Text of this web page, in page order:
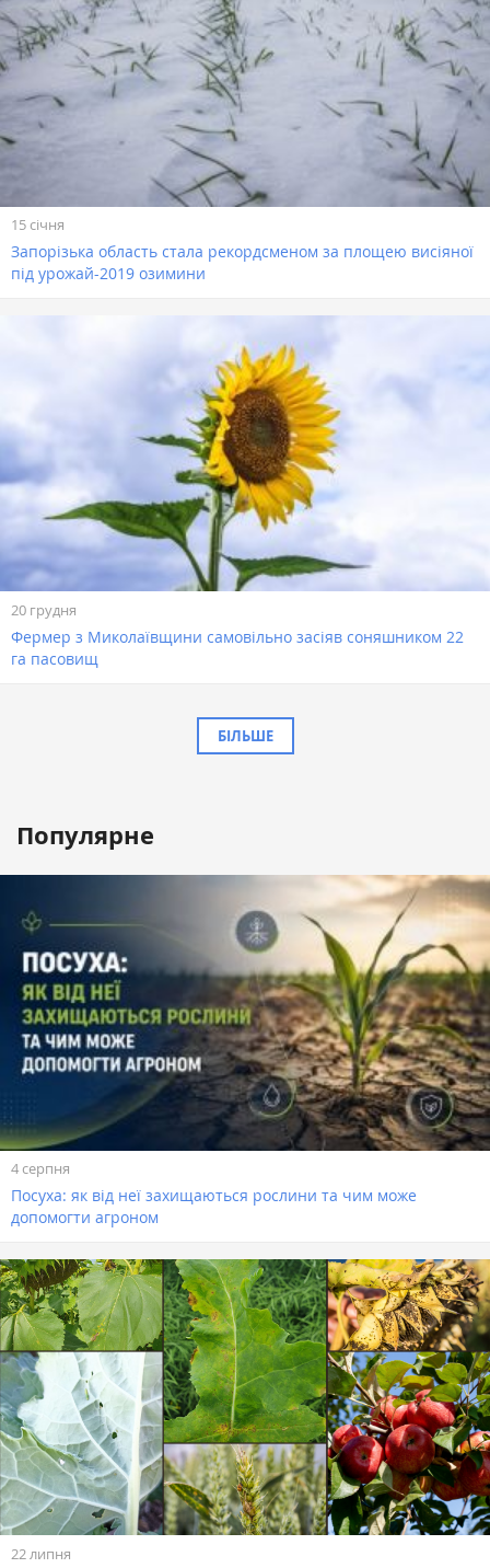
15 січня
Запорізька область стала рекордсменом за площею висіяної
під урожай-2019 озимини
20 грудня
Фермер з Миколаївщини самовільно засіяв соняшником 22
га пасовищ
БІЛЬШЕ
Популярне
4 серпня
Посуха: як від неї захищаються рослини та чим може
допомогти агроном
22 липня